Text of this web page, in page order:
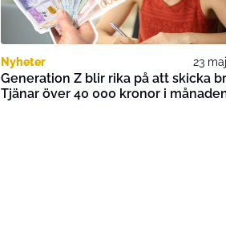
Nyheter 23
Generation Z blir rika på att skicka
Tjänar över 40 000 kronor i